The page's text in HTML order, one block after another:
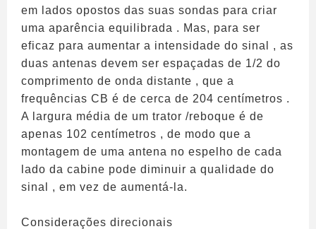
em lados opostos das suas sondas para criar
uma aparência equilibrada . Mas, para ser
eficaz para aumentar a intensidade do sinal , as
duas antenas devem ser espaçadas de 1/2 do
comprimento de onda distante , que a
frequências CB é de cerca de 204 centímetros .
A largura média de um trator /reboque é de
apenas 102 centímetros , de modo que a
montagem de uma antena no espelho de cada
lado da cabine pode diminuir a qualidade do
sinal , em vez de aumentá-la.
Considerações direcionais